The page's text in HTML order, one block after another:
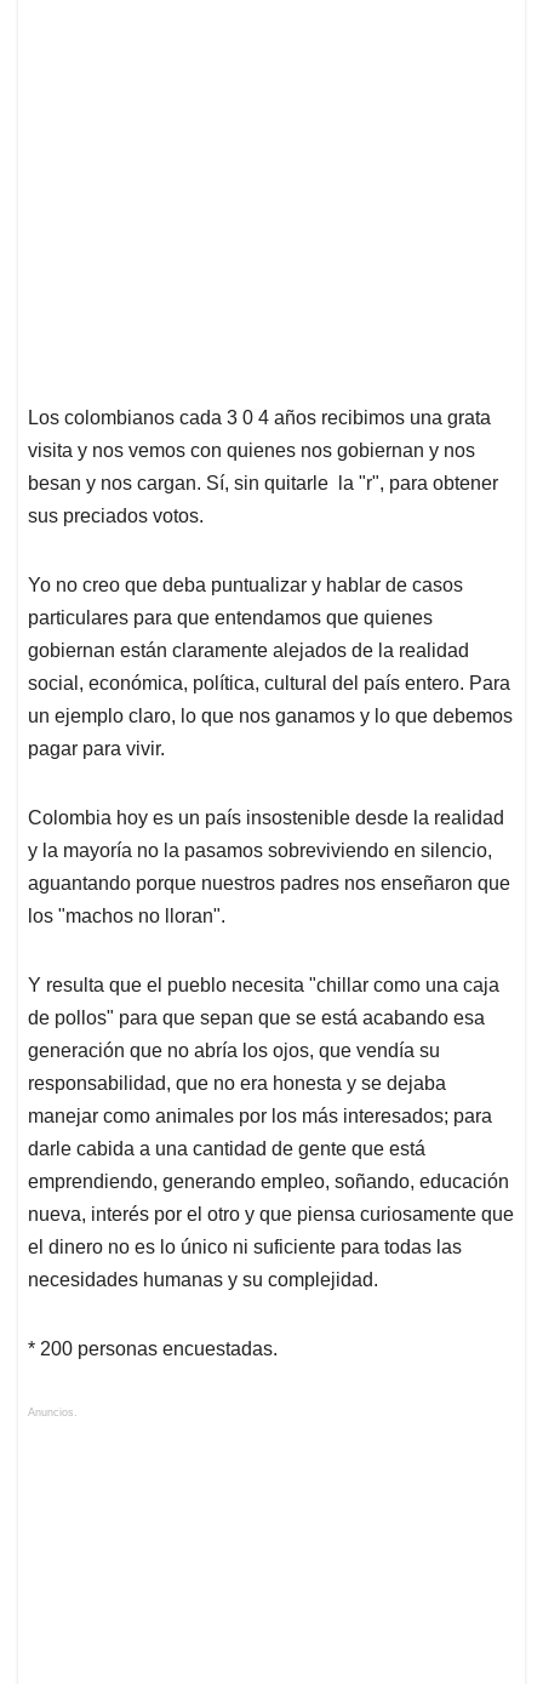
Los colombianos cada 3 0 4 años recibimos una grata
visita y nos vemos con quienes nos gobiernan y nos
besan y nos cargan. Sí, sin quitarle la "r", para obtener
sus preciados votos.
Yo no creo que deba puntualizar y hablar de casos
particulares para que entendamos que quienes
gobiernan están claramente alejados de la realidad
social, económica, política, cultural del país entero. Para
un ejemplo claro, lo que nos ganamos y lo que debemos
pagar para vivir.
Colombia hoy es un país insostenible desde la realidad
y la mayoría no la pasamos sobreviviendo en silencio,
aguantando porque nuestros padres nos enseñaron que
los "machos no lloran".
Y resulta que el pueblo necesita "chillar como una caja
de pollos" para que sepan que se está acabando esa
generación que no abría los ojos, que vendía su
responsabilidad, que no era honesta y se dejaba
manejar como animales por los más interesados; para
darle cabida a una cantidad de gente que está
emprendiendo, generando empleo, soñando, educación
nueva, interés por el otro y que piensa curiosamente que
el dinero no es lo único ni suficiente para todas las
necesidades humanas y su complejidad.
* 200 personas encuestadas.
Anuncios.